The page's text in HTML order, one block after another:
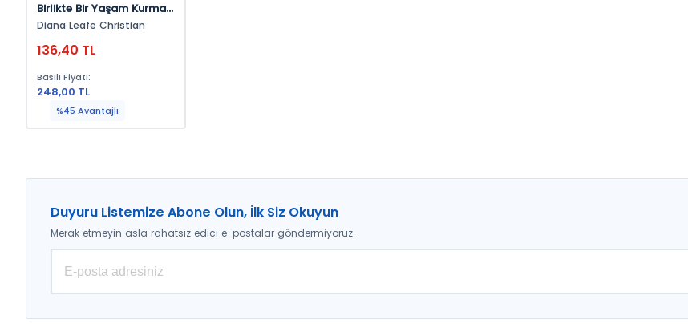
Birlikte Bir Yaşam Kurmak:
Ekoköyler Ve Niyetli
Bilgiler
Diana Leafe Christian
136,40 TL
Basılı Fiyatı:
248,00 TL
%45 Avantajlı
Duyuru Listemize Abone Olun, İlk Siz Okuyun
Merak etmeyin asla rahatsız edici e-postalar göndermiyoruz.